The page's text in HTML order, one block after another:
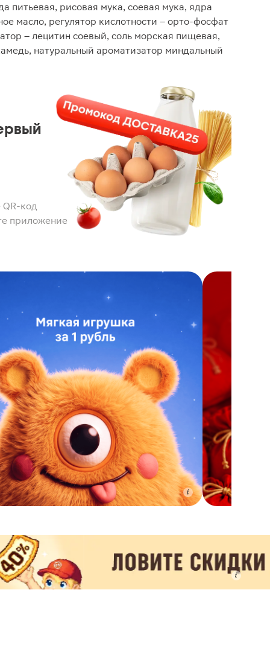
питьевая, рисовая мука, соевая мука, ядра
масло, регулятор кислотности – орто-фосфат
– лецитин соевый, соль морская пищевая,
натуральный ароматизатор миндальный
код
приложение